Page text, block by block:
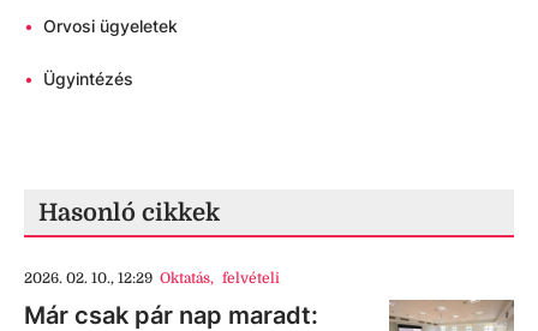
• Orvosi ügyeletek
• Ügyintézés
Hasonló cikkek
2026. 02. 10., 12:29 Oktatás, felvételi
Már csak pár nap maradt: